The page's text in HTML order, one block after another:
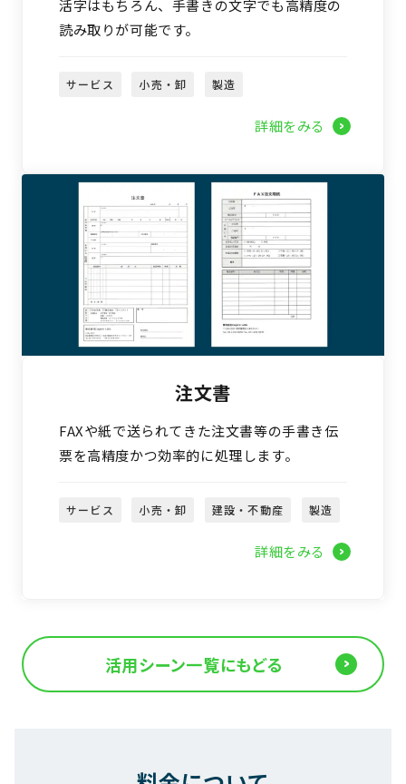
活字はもちろん、手書きの文字でも高精度の
読み取りが可能です。
サービス 小売・卸 製造
詳細をみる
注文書
FAXや紙で送られてきた注文書等の手書き伝
票を高精度かつ効率的に処理します。
サービス 小売・卸 建設・不動産 製造
詳細をみる
活用シーン一覧にもどる